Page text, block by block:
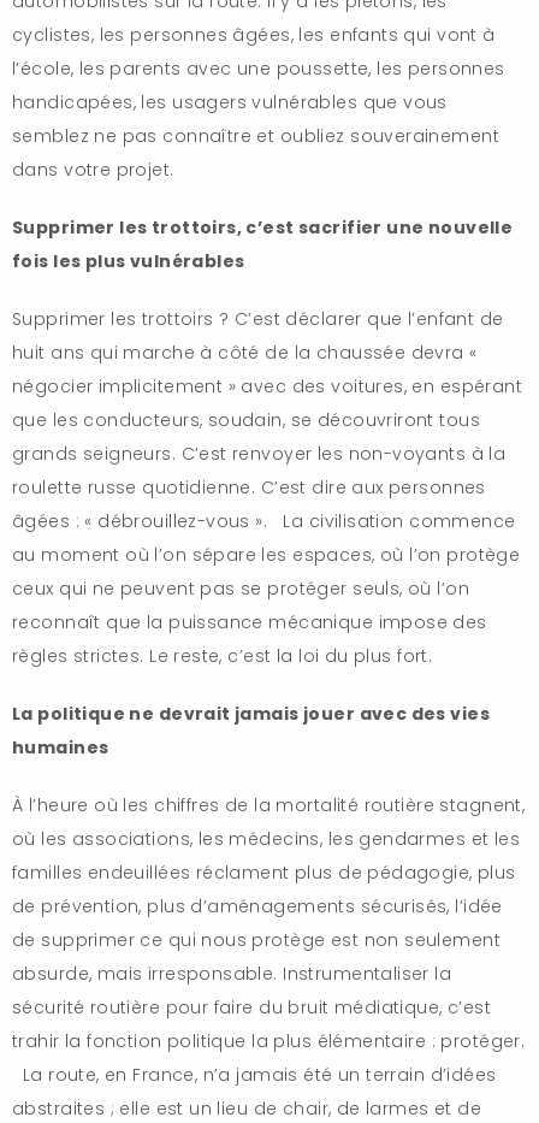
cyclistes, les personnes âgées, les enfants qui vont à
l’école, les parents avec une poussette, les personnes
handicapées, les usagers vulnérables que vous
semblez ne pas connaître et oubliez souverainement
dans votre projet.
Supprimer les trottoirs, c’est sacrifier une nouvelle
fois les plus vulnérables
Supprimer les trottoirs ? C’est déclarer que l’enfant de
huit ans qui marche à côté de la chaussée devra «
négocier implicitement » avec des voitures, en espérant
que les conducteurs, soudain, se découvriront tous
grands seigneurs. C’est renvoyer les non-voyants à la
roulette russe quotidienne. C’est dire aux personnes
âgées : « débrouillez-vous ». La civilisation commence
au moment où l’on sépare les espaces, où l’on protège
ceux qui ne peuvent pas se protéger seuls, où l’on
reconnaît que la puissance mécanique impose des
règles strictes. Le reste, c’est la loi du plus fort.
La politique ne devrait jamais jouer avec des vies
humaines
À l’heure où les chiffres de la mortalité routière stagnent,
où les associations, les médecins, les gendarmes et les
familles endeuillées réclament plus de pédagogie, plus
de prévention, plus d’aménagements sécurisés, l’idée
de supprimer ce qui nous protège est non seulement
absurde, mais irresponsable. Instrumentaliser la
sécurité routière pour faire du bruit médiatique, c’est
trahir la fonction politique la plus élémentaire : protéger.
La route, en France, n’a jamais été un terrain d’idées
abstraites ; elle est un lieu de chair, de larmes et de